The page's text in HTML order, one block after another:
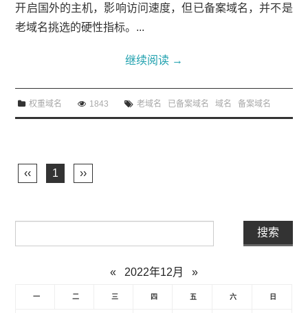
开启国外的主机，影响访问速度，但已备案域名，并不是
老域名挑选的硬性指标。...
继续阅读 →
权重域名 1843 老域名 已备案域名 域名 备案域名
‹‹ 1 ››
« 2022年12月 »
一 二 三 四 五 六 日